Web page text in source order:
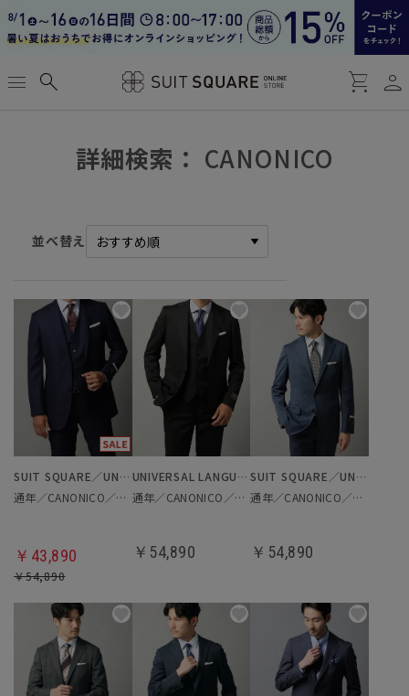
menu search shopping_cart person
詳細検索： CANONICO
並べ替え
SUIT SQUARE／UNIVERSAL LANGUAGE
通年／CANONICO／スリーピーススーツ
￥43,890
￥54,890
UNIVERSAL LANGUAGE
通年／CANONICO／スリーピーススーツ
￥54,890
SUIT SQUARE／UNIVERSAL LANGUAGE
通年／CANONICO／スーツ
￥54,890